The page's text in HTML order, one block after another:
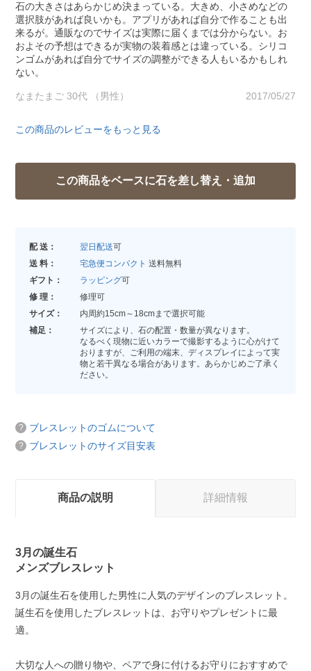
石の大きさはあらかじめ決まっている。大きめ、小さめなどの
選択肢があれば良いかも。アプリがあれば自分で作ることも出
来るが。通販なのでサイズは実際に届くまでは分からない。お
およその予想はできるが実物の装着感とは違っている。シリコ
ンゴムがあれば自分でサイズの調整ができる人もいるかもしれ
ない。
なまたまご 30代 （男性） 2017/05/27
この商品のレビューをもっと見る
配 送： 翌日配送可
送 料：
宅急便コンパクト 送料無料
ギフト：
ラッピング可
修 理：
修理可
サイズ：
内周約15cm～18cmまで選択可能
補足：
サイズにより、石の配置・数量が異なります。
なるべく現物に近いカラーで撮影するように心がけて
おりますが、ご利用の端末、ディスプレイによって実
物と若干異なる場合があります。あらかじめご了承く
ださい。
ブレスレットのゴムについて
ブレスレットのサイズ目安表
商品の説明 詳細情報
3月の誕生石
メンズブレスレット
3月の誕生石を使用した男性に人気のデザインのブレスレット。
誕生石を使用したブレスレットは、お守りやプレゼントに最
適。
大切な人への贈り物や、ペアで身に付けるお守りにおすすめで